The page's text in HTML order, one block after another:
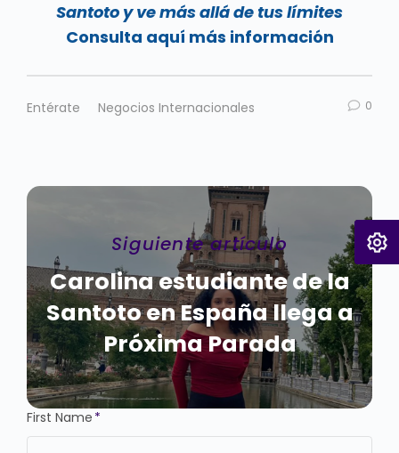
Santoto y ve más allá de tus límites
Consulta aquí más información
Entérate Negocios Internacionales 0
Siguiente artículo
Carolina estudiante de la
Santoto en España llega a
Próxima Parada
First Name *